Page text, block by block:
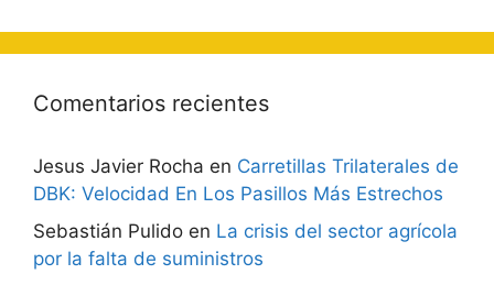
Comentarios recientes
Jesus Javier Rocha en Carretillas Trilaterales de
DBK: Velocidad En Los Pasillos Más Estrechos
Sebastián Pulido en La crisis del sector agrícola
por la falta de suministros